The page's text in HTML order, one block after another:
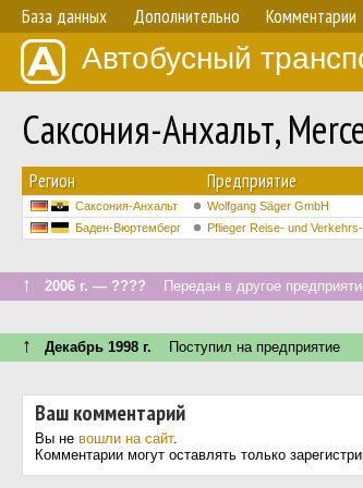
База данных Дополнительно Комментарии
Автобусный
Саксония-Анхальт,
Регион Предприятие
Саксония-Анхальт Wolfgang Säger GmbH
Баден-Вюртемберг Pflieger Reise- und
↑ 2006 г. — ???? Передан в другое
↑ Декабрь 1998 г. Поступил на предприятие
Ваш комментарий
Вы не вошли на сайт.
Комментарии могут оставлять только